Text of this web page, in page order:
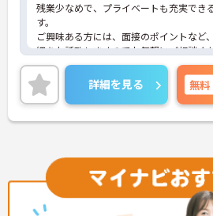
残業少なめで、プライベートも充実でき
す。
ご興味ある方には、面接のポイントなど
細をお話致しますのでお気軽にご相談く
詳細を見る 無料